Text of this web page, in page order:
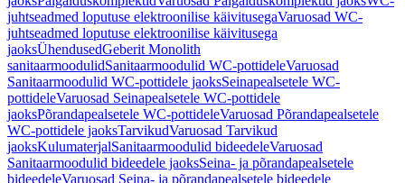
juhtseadmed loputuse elektroonilise käivitusegaVaruosad WC-
juhtseadmed loputuse elektroonilise käivitusega
jaoksÜhendusedGeberit Monolith
sanitaarmoodulidSanitaarmoodulid WC-pottideleVaruosad
Sanitaarmoodulid WC-pottidele jaoksSeinapealsetele WC-
pottideleVaruosad Seinapealsetele WC-pottidele
jaoksPõrandapealsetele WC-pottideleVaruosad Põrandapealsetele
WC-pottidele jaoksTarvikudVaruosad Tarvikud
jaoksKulumaterjalSanitaarmoodulid bideedeleVaruosad
Sanitaarmoodulid bideedele jaoksSeina- ja põrandapealsetele
bideedeleVaruosad Seina- ja põrandapealsetele bideedele